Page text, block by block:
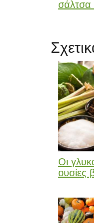
σάλτσα
Οι
ουσίες